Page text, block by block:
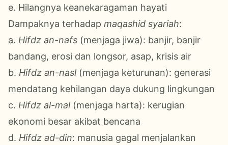
e. Hilangnya keanekaragaman hayati
Dampaknya terhadap maqashid syariah:
a. Hifdz an-nafs (menjaga jiwa): banjir, banjir
bandang, erosi dan longsor, asap, krisis air
b. Hifdz an-nasl(menjaga keturunan): generasi
mendatang kehilangan daya dukung lingkungan
c. Hifdz al-mal(menjaga harta): kerugian
ekonomi besar akibat bencana
d. Hifdz ad-din: manusia gagal menjalankan